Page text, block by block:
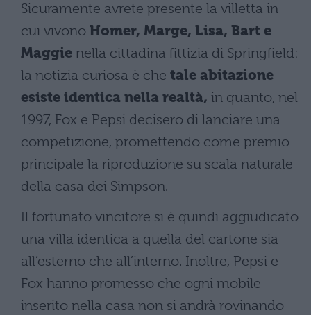
Sicuramente avrete presente la villetta in
cui vivono Homer, Marge, Lisa, Bart e
Maggie nella cittadina fittizia di Springfield:
la notizia curiosa è che tale abitazione
esiste identica nella realtà, in quanto, nel
1997, Fox e Pepsi decisero di lanciare una
competizione, promettendo come premio
principale la riproduzione su scala naturale
della casa dei Simpson.
Il fortunato vincitore si è quindi aggiudicato
una villa identica a quella del cartone sia
all’esterno che all’interno. Inoltre, Pepsi e
Fox hanno promesso che ogni mobile
inserito nella casa non si andrà rovinando